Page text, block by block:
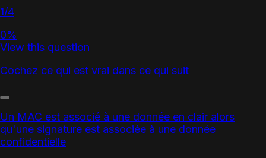
1/4
0%
View this question
Cochez ce qui est vrai dans ce qui suit
Un MAC est associé à une donnée en clair alors
qu'une signature est associée à une donnée
confidentielle